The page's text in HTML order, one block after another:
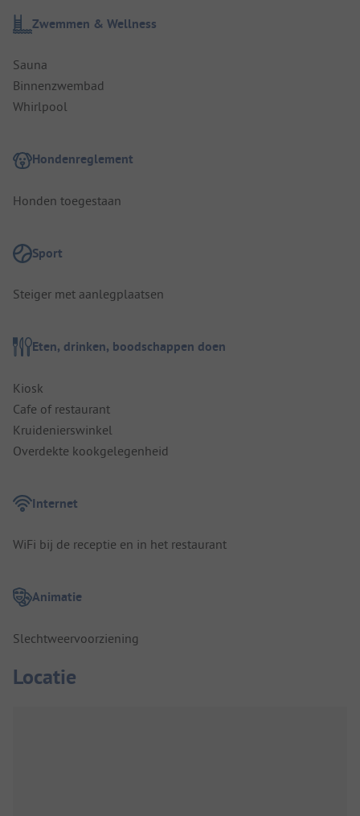
Zwemmen & Wellness
Sauna
Binnenzwembad
Whirlpool
Hondenreglement
Honden toegestaan
Sport
Steiger met aanlegplaatsen
Eten, drinken, boodschappen doen
Kiosk
Cafe of restaurant
Kruidenierswinkel
Overdekte kookgelegenheid
Internet
WiFi bij de receptie en in het restaurant
Animatie
Slechtweervoorziening
Locatie